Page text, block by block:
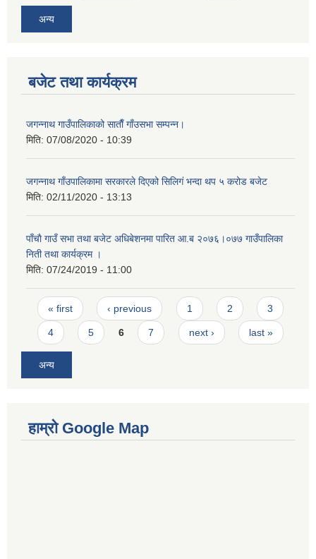
अन्य
बजेट तथा कार्यक्रम
जगन्नाथ गाउँपालिकाको साताैँ गाँउसभा सम्पन्न।
मिति: 07/08/2020 - 10:39
जगन्नाथ गाँउपालिकामा सरकारले दिएको सिलिगं भन्दा थप ५ करोड बजेट
मिति: 02/11/2020 - 13:13
पाँचाै गाउँ सभा तथा बजेट अधिबेशनमा पारित आ.ब २०७६।०७७ गाउँपालिका
निती तथा कार्यक्रम ।
मिति: 07/24/2019 - 11:00
Pages
« first ‹ previous 1 2 3
4 5 6 7 next › last »
अन्य
हाम्रो Google Map